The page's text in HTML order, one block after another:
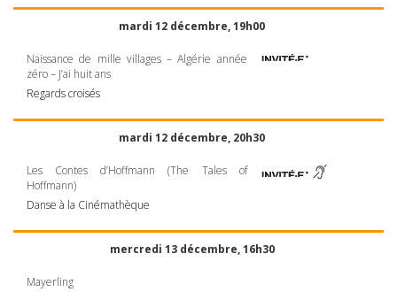
mardi 12 décembre, 19h00
Naissance de mille villages – Algérie année
zéro – J’ai huit ans
Regards croisés
mardi 12 décembre, 20h30
Les Contes d’Hoffmann (The Tales of
Hoffmann)
Danse à la Cinémathèque
mercredi 13 décembre, 16h30
Mayerling